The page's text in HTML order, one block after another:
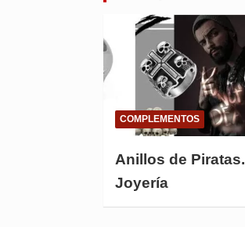
COMPLEMENTOS
Anillos de Piratas.
Joyería